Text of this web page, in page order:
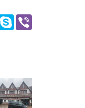
Skype